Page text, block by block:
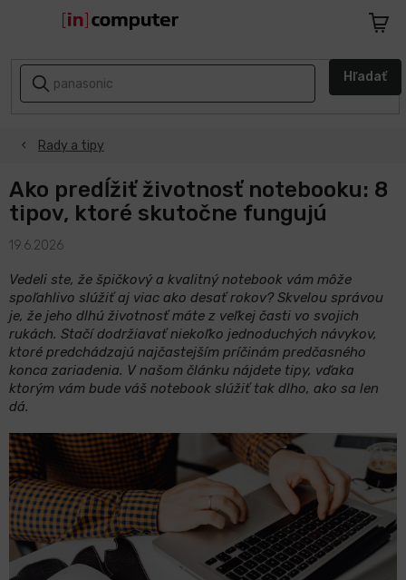
Hľadať
AKCIE
ZĽAVY
NASPÄŤ
Notebooky
Počítače
Telefóny
a
tablety
Apple
LCD
monitory
Príslušenstvo
Značky
Rady a tipy
Ako predĺžiť životnosť notebooku: 8
tipov, ktoré skutočne fungujú
19.6.2026
Vedeli ste, že špičkový a kvalitný notebook vám môže
spoľahlivo slúžiť aj viac ako desať rokov? Skvelou správou
je, že jeho dlhú životnosť máte z veľkej časti vo svojich
rukách. Stačí dodržiavať niekoľko jednoduchých návykov,
ktoré predchádzajú najčastejším príčinám predčasného
konca zariadenia. V našom článku nájdete tipy, vďaka
ktorým vám bude váš notebook slúžiť tak dlho, ako sa len
dá.